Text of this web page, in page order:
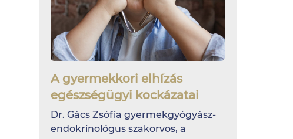
A gyermekkori elhízás
egészségügyi kockázatai
Dr. Gács Zsófia gyermekgyógyász-
endokrinológus szakorvos, a